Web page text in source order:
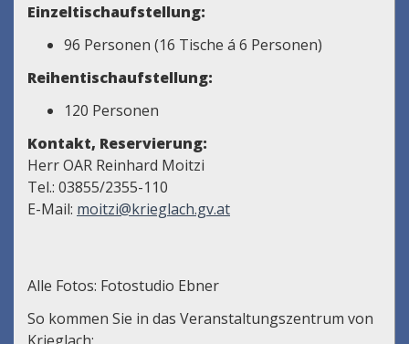
Einzeltischaufstellung:
96 Personen (16 Tische á 6 Personen)
Reihentischaufstellung:
120 Personen
Kontakt, Reservierung:
Herr OAR Reinhard Moitzi
Tel.: 03855/2355-110
E-Mail: moitzi@krieglach.gv.at
Alle Fotos: Fotostudio Ebner
So kommen Sie in das Veranstaltungszentrum von